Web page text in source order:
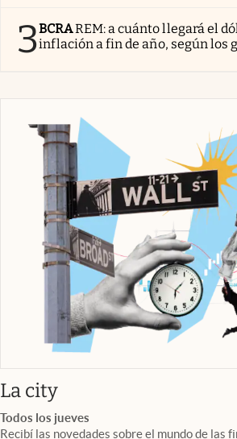
3BCRAREM: a cuánto llegará el
inflación a fin de año, según los
La cityabre en nueva
Todos los jueves
Recibí las novedades sobre el mundo de las